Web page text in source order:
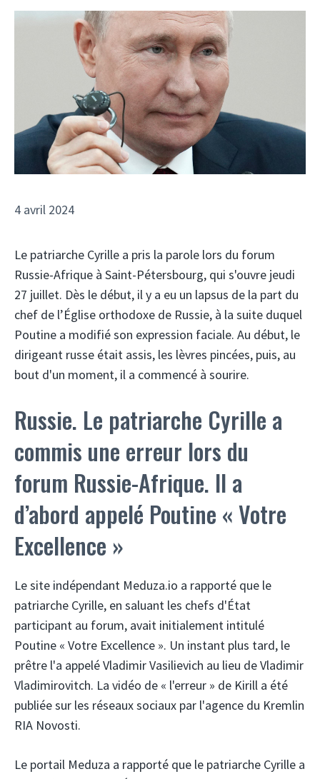
4 avril 2024
Le patriarche Cyrille a pris la parole lors du forum
Russie-Afrique à Saint-Pétersbourg, qui s'ouvre jeudi
27 juillet. Dès le début, il y a eu un lapsus de la part du
chef de l’Église orthodoxe de Russie, à la suite duquel
Poutine a modifié son expression faciale. Au début, le
dirigeant russe était assis, les lèvres pincées, puis, au
bout d'un moment, il a commencé à sourire.
Russie. Le patriarche Cyrille a
commis une erreur lors du
forum Russie-Afrique. Il a
d’abord appelé Poutine « Votre
Excellence »
Le site indépendant Meduza.io a rapporté que le
patriarche Cyrille, en saluant les chefs d'État
participant au forum, avait initialement intitulé
Poutine « Votre Excellence ». Un instant plus tard, le
prêtre l'a appelé Vladimir Vasilievich au lieu de Vladimir
Vladimirovitch. La vidéo de « l'erreur » de Kirill a été
publiée sur les réseaux sociaux par l'agence du Kremlin
RIA Novosti.
Le portail Meduza a rapporté que le patriarche Cyrille a